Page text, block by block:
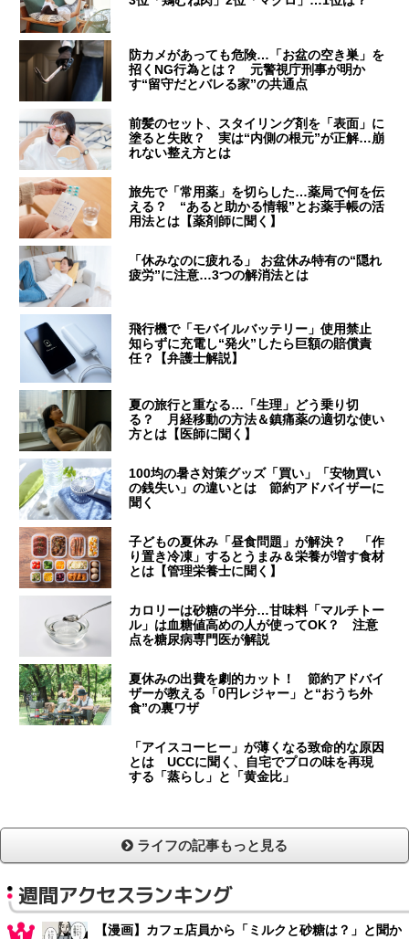
防カメがあっても危険…「お盆の空き巣」を
招くNG行為とは？ 元警視庁刑事が明か
す“留守だとバレる家”の共通点
前髪のセット、スタイリング剤を「表面」に
塗ると失敗？ 実は“内側の根元”が正解…崩
れない整え方とは
旅先で「常用薬」を切らした…薬局で何を伝
える？ “あると助かる情報”とお薬手帳の活
用法とは【薬剤師に聞く】
「休みなのに疲れる」 お盆休み特有の“隠れ
疲労”に注意…3つの解消法とは
飛行機で「モバイルバッテリー」使用禁止
知らずに充電し“発火”したら巨額の賠償責
任？【弁護士解説】
夏の旅行と重なる…「生理」どう乗り切
る？ 月経移動の方法＆鎮痛薬の適切な使い
方とは【医師に聞く】
100均の暑さ対策グッズ「買い」「安物買い
の銭失い」の違いとは 節約アドバイザーに
聞く
子どもの夏休み「昼食問題」が解決？ 「作
り置き冷凍」するとうまみ＆栄養が増す食材
とは【管理栄養士に聞く】
カロリーは砂糖の半分…甘味料「マルチトー
ル」は血糖値高めの人が使ってOK？ 注意
点を糖尿病専門医が解説
夏休みの出費を劇的カット！ 節約アドバイ
ザーが教える「0円レジャー」と“おうち外
食”の裏ワザ
「アイスコーヒー」が薄くなる致命的な原因
とは UCCに聞く、自宅でプロの味を再現
する「蒸らし」と「黄金比」
ライフの記事もっと見る
週間アクセスランキング
【漫画】カフェ店員から「ミルクと砂糖は？」と聞か